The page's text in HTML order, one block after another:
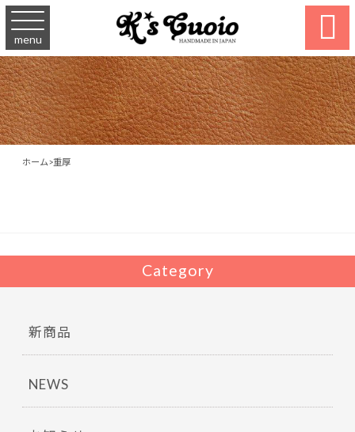
menu 
ホーム>重厚
Category
新商品
NEWS